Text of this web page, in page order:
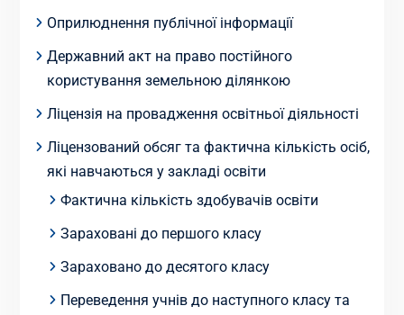
Оприлюднення публічної інформації
Державний акт на право постійного
користування земельною ділянкою
Ліцензія на провадження освітньої діяльності
Ліцензований обсяг та фактична кількість осіб,
які навчаються у закладі освіти
Фактична кількість здобувачів освіти
Зараховані до першого класу
Зараховано до десятого класу
Переведення учнів до наступного класу та